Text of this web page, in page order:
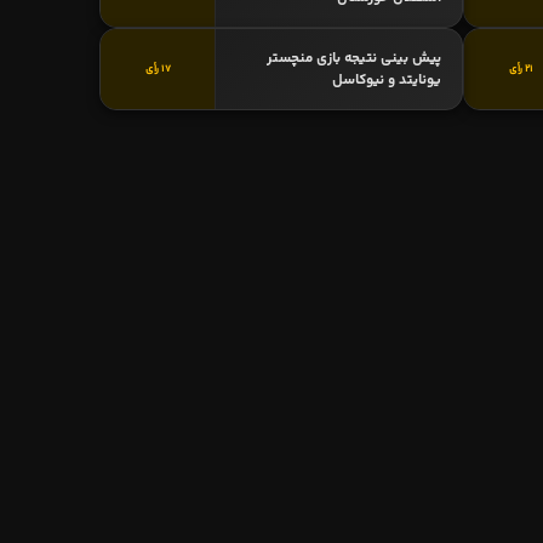
21 رأی
پیش بینی نتیجه بازی منچستر
یونایتد و نیوکاسل
17 رأی